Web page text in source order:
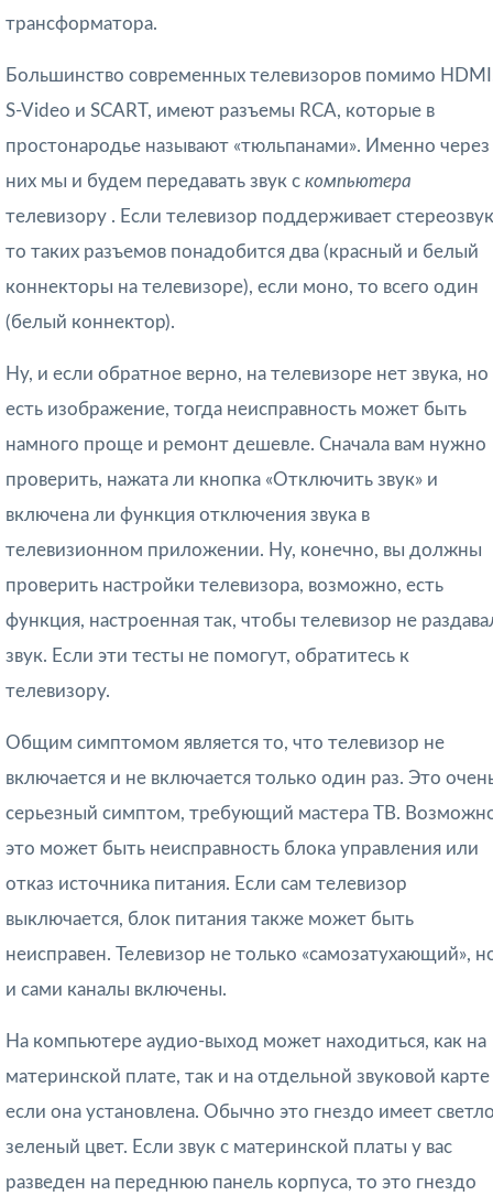
трансформатора.
Большинство современных телевизоров помимо
S-Video и SCART, имеют разъемы RCA, которые в
простонародье называют «тюльпанами». Именно через
них мы и будем передавать звук с компьютера
телевизору . Если телевизор поддерживает
то таких разъемов понадобится два (красный и белый
коннекторы на телевизоре), если моно, то всего один
(белый коннектор).
Ну, и если обратное верно, на телевизоре нет звука, но
есть изображение, тогда неисправность может быть
намного проще и ремонт дешевле. Сначала вам нужно
проверить, нажата ли кнопка «Отключить звук» и
включена ли функция отключения звука в
телевизионном приложении. Ну, конечно, вы должны
проверить настройки телевизора, возможно, есть
функция, настроенная так, чтобы телевизор не
звук. Если эти тесты не помогут, обратитесь к
телевизору.
Общим симптомом является то, что телевизор не
включается и не включается только один раз. Это
серьезный симптом, требующий мастера ТВ.
это может быть неисправность блока управления или
отказ источника питания. Если сам телевизор
выключается, блок питания также может быть
неисправен. Телевизор не только «самозатухающий»,
и сами каналы включены.
На компьютере аудио-выход может находиться, как на
материнской плате, так и на отдельной звуковой карте
если она установлена. Обычно это гнездо имеет
зеленый цвет. Если звук с материнской платы у вас
разведен на переднюю панель корпуса, то это гнездо